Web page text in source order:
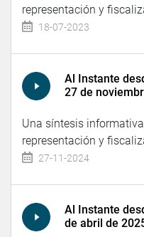
representación y
18-07-2023
Al Instante
27 de
Una síntesis
representación y
27-11-2024
Al Instante
de abril de